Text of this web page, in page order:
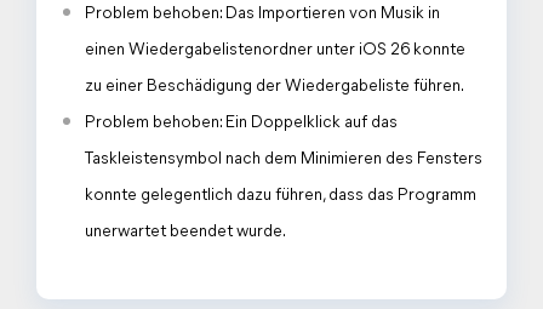
Problem behoben: Das Importieren von Musik in
einen Wiedergabelistenordner unter iOS 26 konnte
zu einer Beschädigung der Wiedergabeliste führen.
Problem behoben: Ein Doppelklick auf das
Taskleistensymbol nach dem Minimieren des Fensters
konnte gelegentlich dazu führen, dass das Programm
unerwartet beendet wurde.